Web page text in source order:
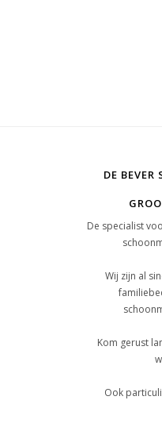
DE
De specialist
Wij zijn al
Kom gerust
Ook